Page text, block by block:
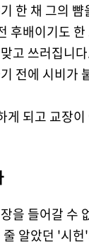
한 채 그의
후배이기도
고 쓰러집니
전에 시비가
되고 교장
을 들어갈 수
알았던 '시